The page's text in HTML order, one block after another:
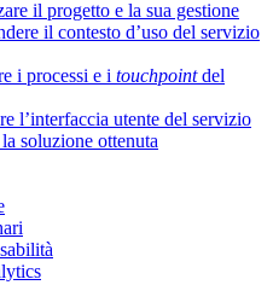
il progetto e la sua gestione
il contesto d’uso del servizio
i processi e i touchpointdel
l’interfaccia utente del servizio
soluzione ottenuta